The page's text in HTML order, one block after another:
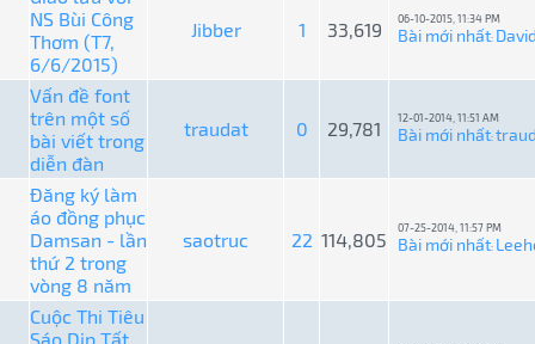
NS Bùi Công
Thơm (T7,
6/6/2015)
Jibber 1 33,619 06-10-2015, 11:34 PM
Bài mới nhất:
Vấn đề font
trên một số
bài viết trong
diễn đàn
traudat 0 29,781 12-01-2014, 11:51 AM
Bài mới nhất:
Đăng ký làm
áo đồng phục
Damsan - lần
thứ 2 trong
vòng 8 năm
saotruc 22 114,805
07-25-2014, 11:57 PM
Bài mới nhất:
Cuộc Thi Tiêu
Sáo Dịp Tất